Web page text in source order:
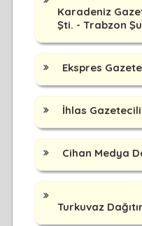
Karadeniz
Şti. - Trabzon
Ekspres
İhlas
Cihan Medya
Turkuvaz